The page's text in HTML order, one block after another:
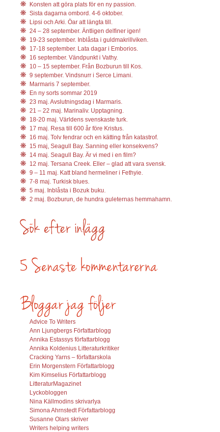
Konsten att göra plats för en ny passion.
Sista dagarna ombord. 4-6 oktober.
Lipsi och Arki. Öar att längta till.
24 – 28 september. Äntligen delfiner igen!
19-23 september. Inblåsta i guldmakrillviken.
17-18 september. Lata dagar i Emborios.
16 september. Vändpunkt i Vathy.
10 – 15 september. Från Bozburun till Kos.
9 september. Vindsnurr i Serce Limani.
Marmaris 7 september.
En ny sorts sommar 2019
23 maj. Avslutningsdag i Marmaris.
21 – 22 maj. Marinaliv. Upptagning.
18-20 maj. Världens svenskaste turk.
17 maj. Resa till 600 år före Kristus.
16 maj. Tolv fendrar och en kätting från katastrof.
15 maj, Seagull Bay. Sanning eller konsekvens?
14 maj. Seagull Bay. Är vi med i en film?
12 maj. Tersana Creek. Eller – glad att vara svensk.
9 – 11 maj. Katt bland hermeliner i Fethyie.
7-8 maj. Turkisk blues.
5 maj. Inblåsta i Bozuk buku.
2 maj. Bozburun, de hundra guleternas hemmahamn.
Advice To Writers
Ann Ljungbergs Författarblogg
Annika Estassys författarblogg
Annika Koldenius Litteraturkritiker
Cracking Yarns – författarskola
Erin Morgenstern Författarblogg
Kim Kimselius Författarblogg
LitteraturMagazinet
Lyckobloggen
Nina Källmodins skrivarlya
Simona Ahrnstedt Författarblogg
Susanne Olars skriver
Writers helping writers